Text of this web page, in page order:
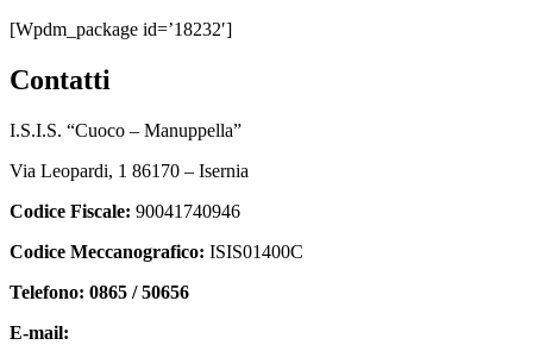
[wpdm_package id=’18232′]
contatti
I.S.I.S. “Cuoco – Manuppella”
Via Leopardi, 1 86170 – Isernia
Codice Fiscale: 90041740946
Codice Meccanografico: ISIS01400C
Telefono: 0865 / 50656
E-mail: